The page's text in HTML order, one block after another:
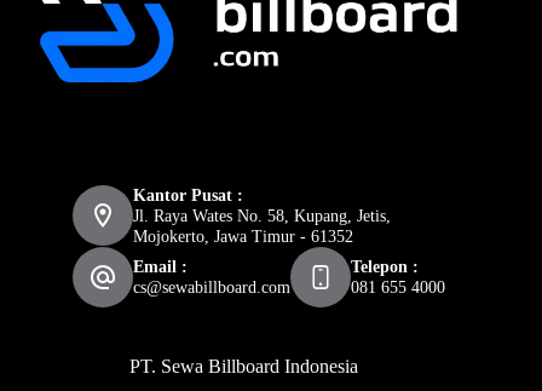
Kantor Pusat :
Jl. Raya Wates No. 58, Kupang, Jetis,
Mojokerto, Jawa Timur - 61352
Email :
cs@sewabillboard.com
Telepon :
081 655 4000
PT. Sewa Billboard Indonesia